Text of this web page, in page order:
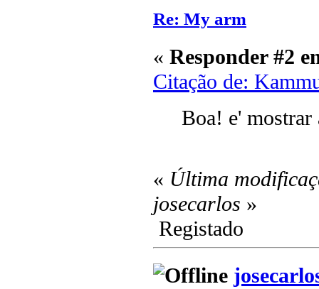
Re: My arm
« Responder #2
Citação de:
Boa! e'
« Última
josecarlos »
Registado